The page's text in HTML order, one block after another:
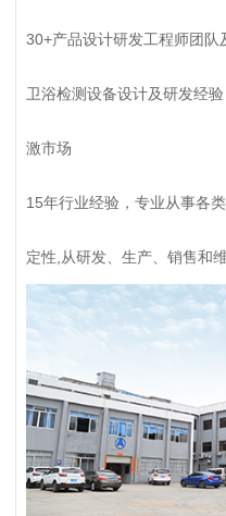
30+产品设计研发工程师团
卫浴检测设备设计及研发经
激市场
15年行业经验，专业从事各
定性,从研发、生产、销售和